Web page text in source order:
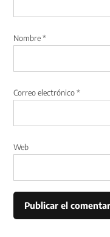
Nombre*
Correo electrónico*
Web